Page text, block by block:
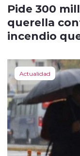
Pide 300
querella
incendio
Actualidad